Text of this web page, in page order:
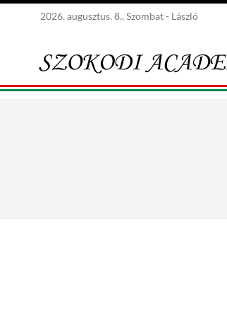
2026. augusztus. 8., Szombat - László